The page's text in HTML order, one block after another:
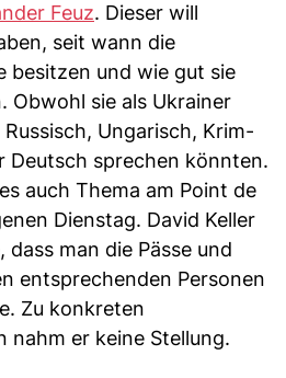
Feuz. Dieser will
seit wann die
besitzen und wie gut sie
Obwohl sie als Ukrainer
Ungarisch, Krim-
Deutsch sprechen könnten.
auch Thema am Point de
Dienstag. David Keller
man die Pässe und
entsprechenden Personen
Zu konkreten
nahm er keine Stellung.